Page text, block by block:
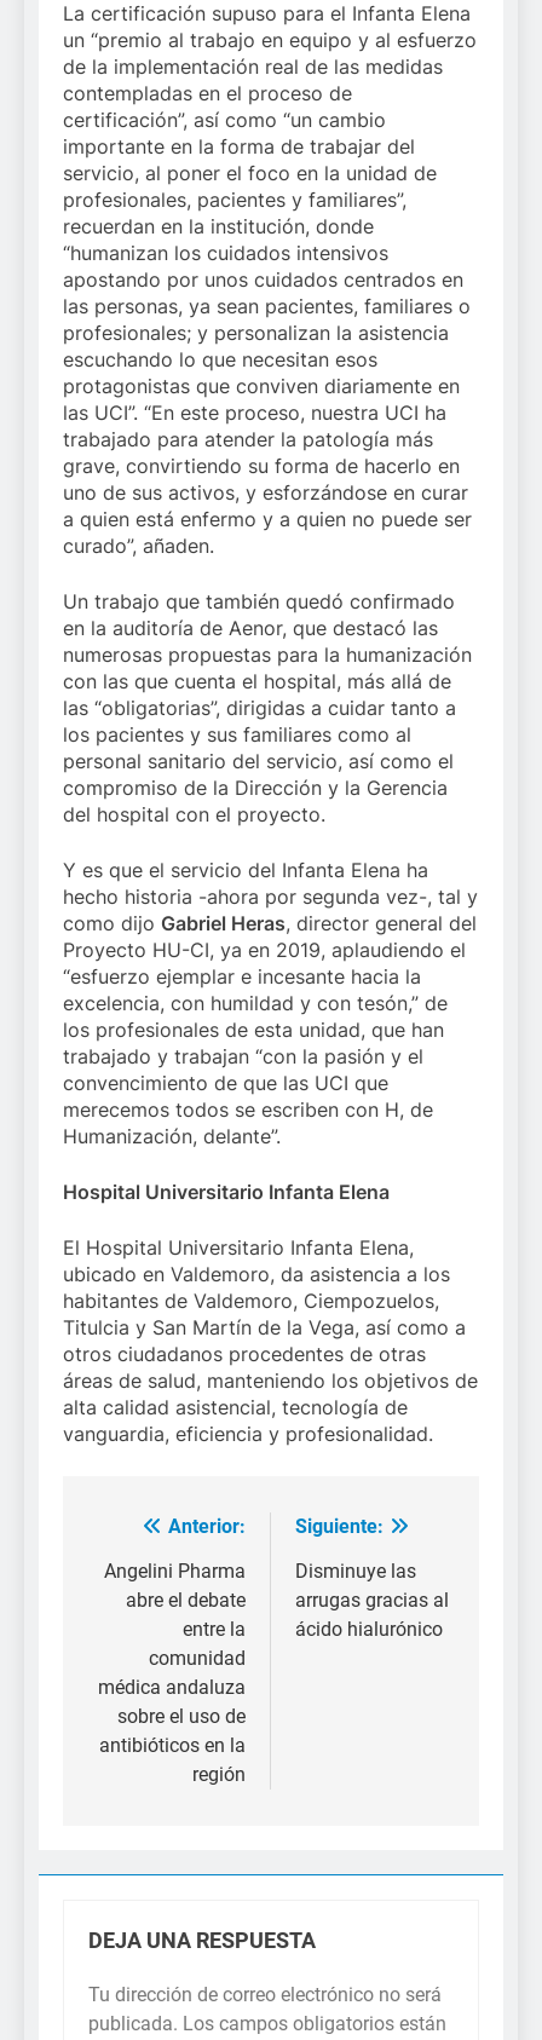
La certificación supuso para el Infanta Elena
un “premio al trabajo en equipo y al esfuerzo
de la implementación real de las medidas
contempladas en el proceso de
certificación”, así como “un cambio
importante en la forma de trabajar del
servicio, al poner el foco en la unidad de
profesionales, pacientes y familiares”,
recuerdan en la institución, donde
“humanizan los cuidados intensivos
apostando por unos cuidados centrados en
las personas, ya sean pacientes, familiares o
profesionales; y personalizan la asistencia
escuchando lo que necesitan esos
protagonistas que conviven diariamente en
las UCI”. “En este proceso, nuestra UCI ha
trabajado para atender la patología más
grave, convirtiendo su forma de hacerlo en
uno de sus activos, y esforzándose en curar
a quien está enfermo y a quien no puede ser
curado”, añaden.
Un trabajo que también quedó confirmado
en la auditoría de Aenor, que destacó las
numerosas propuestas para la humanización
con las que cuenta el hospital, más allá de
las “obligatorias”, dirigidas a cuidar tanto a
los pacientes y sus familiares como al
personal sanitario del servicio, así como el
compromiso de la Dirección y la Gerencia
del hospital con el proyecto.
Y es que el servicio del Infanta Elena ha
hecho historia -ahora por segunda vez-, tal y
como dijo Gabriel Heras, director general del
Proyecto HU-CI, ya en 2019, aplaudiendo el
“esfuerzo ejemplar e incesante hacia la
excelencia, con humildad y con tesón,” de
los profesionales de esta unidad, que han
trabajado y trabajan “con la pasión y el
convencimiento de que las UCI que
merecemos todos se escriben con H, de
Humanización, delante”.
Hospital Universitario Infanta Elena
El Hospital Universitario Infanta Elena,
ubicado en Valdemoro, da asistencia a los
habitantes de Valdemoro, Ciempozuelos,
Titulcia y San Martín de la Vega, así como a
otros ciudadanos procedentes de otras
áreas de salud, manteniendo los objetivos de
alta calidad asistencial, tecnología de
vanguardia, eficiencia y profesionalidad.
Navegación
de
entradas
Anterior:
Angelini Pharma
abre el debate
entre la
comunidad
médica andaluza
sobre el uso de
antibióticos en la
región
Siguiente:
Disminuye las
arrugas gracias al
ácido hialurónico
DEJA UNA RESPUESTA
Tu dirección de correo electrónico no será
publicada. Los campos obligatorios están